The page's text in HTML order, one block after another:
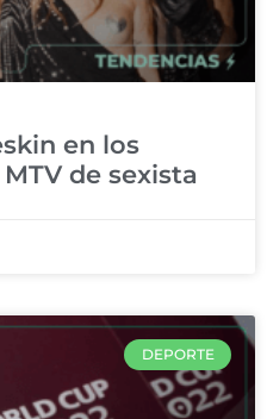
en los
de sexista
DEPORTE